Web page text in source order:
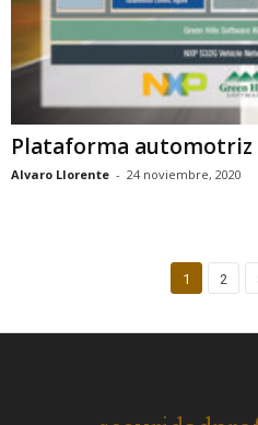
Plataforma automotriz
Alvaro Llorente - 24 noviembre, 2020
1 2